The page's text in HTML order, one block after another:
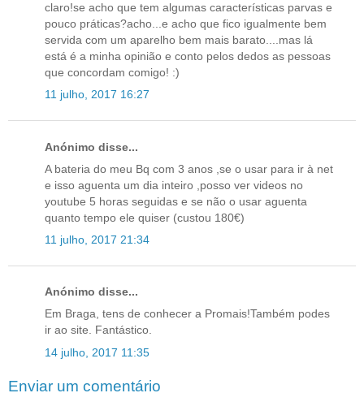
claro!se acho que tem algumas características parvas e
pouco práticas?acho...e acho que fico igualmente bem
servida com um aparelho bem mais barato....mas lá
está é a minha opinião e conto pelos dedos as pessoas
que concordam comigo! :)
11 julho, 2017 16:27
Anónimo disse...
A bateria do meu Bq com 3 anos ,se o usar para ir à net
e isso aguenta um dia inteiro ,posso ver videos no
youtube 5 horas seguidas e se não o usar aguenta
quanto tempo ele quiser (custou 180€)
11 julho, 2017 21:34
Anónimo disse...
Em Braga, tens de conhecer a Promais!Também podes
ir ao site. Fantástico.
14 julho, 2017 11:35
Enviar um comentário